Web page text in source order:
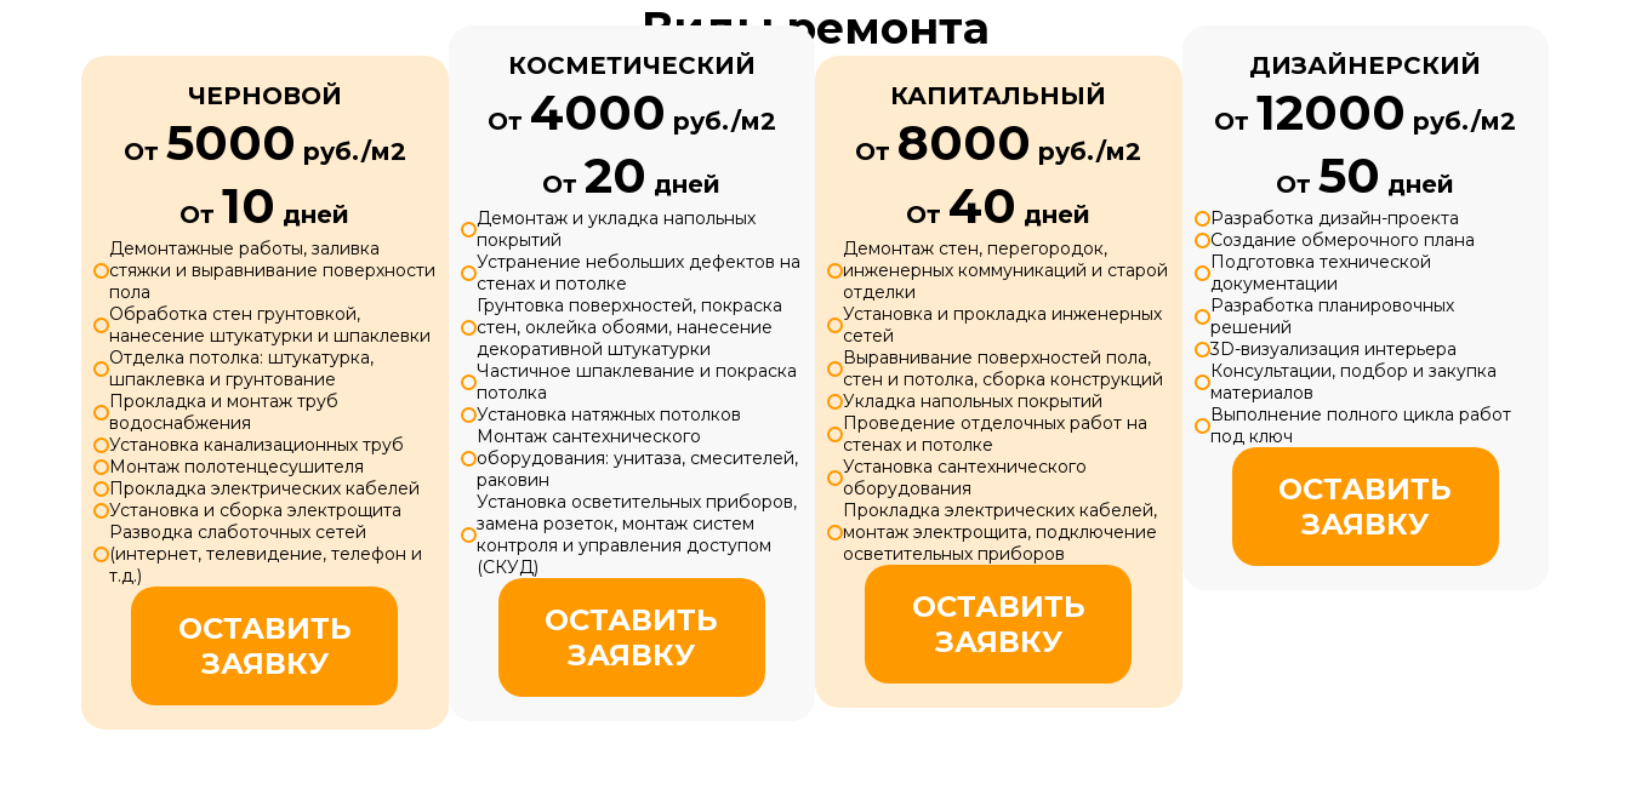
Виды ремонта
ЧЕРНОВОЙ
От 5000 руб./м2
От 10 дней
Демонтажные работы, заливка
стяжки и выравнивание поверхности
пола
Обработка стен грунтовкой,
нанесение штукатурки и шпаклевки
Отделка потолка: штукатурка,
шпаклевка и грунтование
Прокладка и монтаж труб
водоснабжения
Установка канализационных труб
Монтаж полотенцесушителя
Прокладка электрических кабелей
Установка и сборка электрощита
Разводка слаботочных сетей
(интернет, телевидение, телефон и
т.д.)
ОСТАВИТЬ
ЗАЯВКУ
КОСМЕТИЧЕСКИЙ
От 4000 руб./м2
От 20 дней
Демонтаж и укладка напольных
покрытий
Устранение небольших дефектов на
стенах и потолке
Грунтовка поверхностей, покраска
стен, оклейка обоями, нанесение
декоративной штукатурки
Частичное шпаклевание и покраска
потолка
Установка натяжных потолков
Монтаж сантехнического
оборудования: унитаза, смесителей,
раковин
Установка осветительных приборов,
замена розеток, монтаж систем
контроля и управления доступом
(СКУД)
ОСТАВИТЬ
ЗАЯВКУ
КАПИТАЛЬНЫЙ
От 8000 руб./м2
От 40 дней
Демонтаж стен, перегородок,
инженерных коммуникаций и старой
отделки
Установка и прокладка инженерных
сетей
Выравнивание поверхностей пола,
стен и потолка, сборка конструкций
Укладка напольных покрытий
Проведение отделочных работ на
стенах и потолке
Установка сантехнического
оборудования
Прокладка электрических кабелей,
монтаж электрощита, подключение
осветительных приборов
ОСТАВИТЬ
ЗАЯВКУ
ДИЗАЙНЕРСКИЙ
От 12000 руб./м2
От50 дней
Разработка дизайн-проекта
Создание обмерочного плана
Подготовка технической
документации
Разработка планировочных
решений
3D-визуализация интерьера
Консультации, подбор и закупка
материалов
Выполнение полного цикла работ
под ключ
ОСТАВИТЬ
ЗАЯВКУ